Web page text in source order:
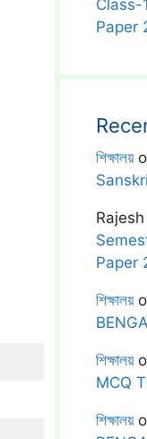
Class-
Paper
শিক্ষালয়
Paper
শিক্ষালয়
শিক্ষালয়
MCQ
শিক্ষালয়